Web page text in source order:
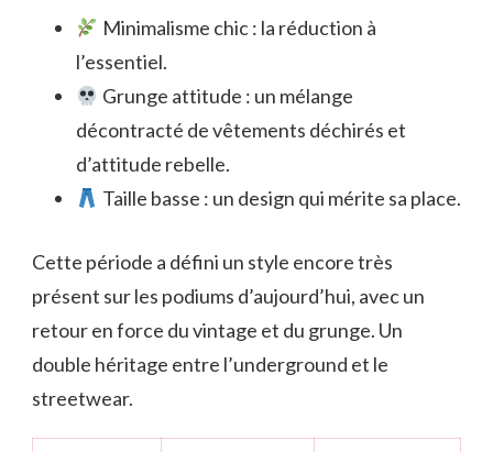
Minimalisme chic : la réduction à
l’essentiel.
Grunge attitude : un mélange
décontracté de vêtements déchirés et
d’attitude rebelle.
Taille basse : un design qui mérite sa place.
Cette période a défini un style encore très
présent sur les podiums d’aujourd’hui, avec un
retour en force du vintage et du grunge. Un
double héritage entre l’underground et le
streetwear.